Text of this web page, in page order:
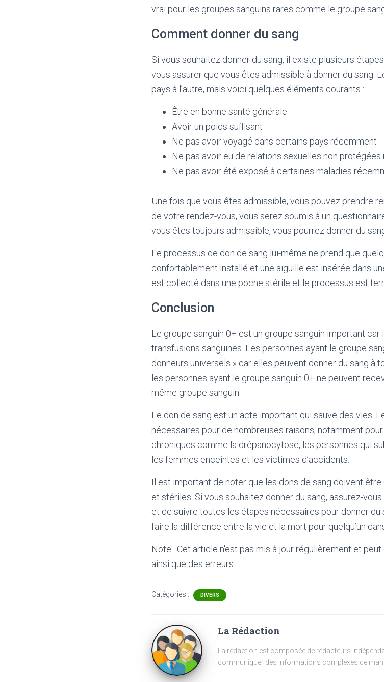
vrai pour les groupes sanguins rares comme le groupe
Comment donner du sang
Si vous souhaitez donner du sang, il existe plusieurs
vous assurer que vous êtes admissible à donner du sang.
pays à l’autre, mais voici quelques éléments courants :
Être en bonne santé générale
Avoir un poids suffisant
Ne pas avoir voyagé dans certains pays récemment
Ne pas avoir eu de relations sexuelles non
Ne pas avoir été exposé à certaines maladies
Une fois que vous êtes admissible, vous pouvez prendre
de votre rendez-vous, vous serez soumis à un
vous êtes toujours admissible, vous pourrez donner du
Le processus de don de sang lui-même ne prend que
confortablement installé et une aiguille est insérée dans
est collecté dans une poche stérile et le processus est
Conclusion
Le groupe sanguin 0+ est un groupe sanguin important
transfusions sanguines. Les personnes ayant le groupe
donneurs universels » car elles peuvent donner du sang à
les personnes ayant le groupe sanguin 0+ ne peuvent
même groupe sanguin.
Le don de sang est un acte important qui sauve des vies.
nécessaires pour de nombreuses raisons, notamment
chroniques comme la drépanocytose, les personnes qui
les femmes enceintes et les victimes d’accidents.
Il est important de noter que les dons de sang doivent
et stériles. Si vous souhaitez donner du sang, assurez-
et de suivre toutes les étapes nécessaires pour donner
faire la différence entre la vie et la mort pour quelqu’un
Note : Cet article n'est pas mis à jour régulièrement et
ainsi que des erreurs.
Catégories : DIVERS
La Rédaction
La rédaction est composée de rédacteurs
communiquer des informations complexes de